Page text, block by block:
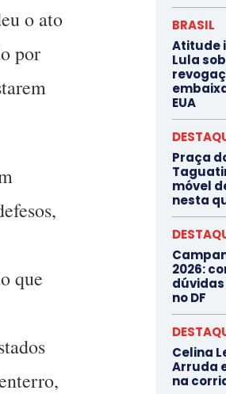
o ato
por
que
BRASIL
Atitude
Lula
EUA
Praça
móvel
nesta
2026:
no DF
Celina
Arruda
na